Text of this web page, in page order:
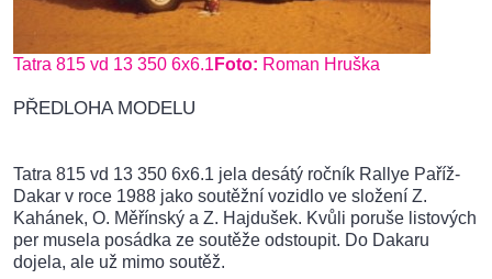
Tatra 815 vd 13 350 6x6.1 Foto: Roman Hruška
PŘEDLOHA MODELU
Tatra 815 vd 13 350 6x6.1 jela desátý ročník Rallye Paříž-
Dakar v roce 1988 jako soutěžní vozidlo ve složení Z.
Kahánek, O. Měřínský a Z. Hajdušek. Kvůli poruše listových
per musela posádka ze soutěže odstoupit. Do Dakaru
dojela, ale už mimo soutěž.